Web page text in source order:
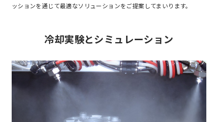
ッションを通じて最適なソリューションをご提案してまいります。
冷却実験とシミュレーション